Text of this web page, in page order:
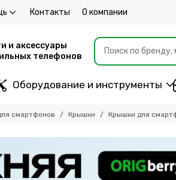
Контакты О компании
и аксессуары
телефонов
Оборудование и инструменты
смартфонов Крышки Крышки для